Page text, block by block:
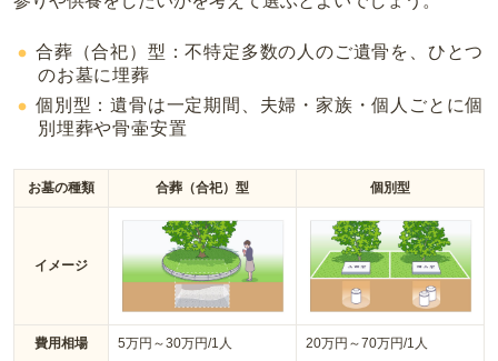
合葬（合祀）型：不特定多数の人のご遺骨を、ひとつ
のお墓に埋葬
個別型：遺骨は一定期間、夫婦・家族・個人ごとに個
別埋葬や骨壷安置
お墓の種類 合葬（合祀）型 個別型
イメージ
費用相場 5万円～30万円/1人 20万円～70万円/1人